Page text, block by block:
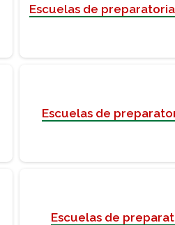
Escuelas de
Escuelas de
Escuelas de